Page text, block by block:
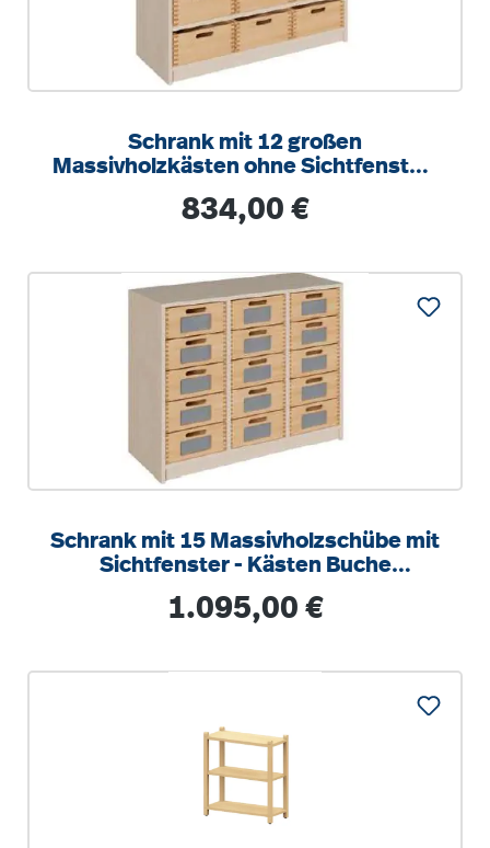
Schrank mit 12 großen
Massivholzkästen ohne Sichtfenster,
Regulärer Preis:
834,00 €
Schrank mit 15 Massivholzschübe mit
Sichtfenster - Kästen Buche
Regulärer Preis:
1.095,00 €